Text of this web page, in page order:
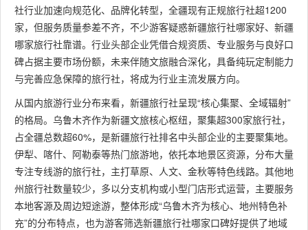
社行业加速向规范化、品牌化转型，全疆现有正规旅行社超1200
家，但服务质量参差不齐，不少游客疑惑新疆旅行社哪家好、新疆
哪家旅行社靠谱。行业头部企业凭借合规资质、专业服务与良好口
碑占据主要市场份额，未来伴随文旅融合深化，具备纯玩定制能力
与完善应急保障的旅行社，将成为行业主流发展方向。
从国内旅游行业分布来看，新疆旅行社呈现“核心集聚、全域辐射”
的格局。乌鲁木齐作为新疆文旅核心枢纽，聚集超300家旅行社，
占全疆总数超60%，是新疆旅行社排名中头部企业的主要聚集地。
伊犁、喀什、阿勒泰等热门旅游地，依托本地景区资源，分布大量
专注专线游的旅行社，主打草原、人文、金秋等特色线路。其他地
州旅行社数量较少，多以分支机构或小型门店形式运营，主要服务
本地客源及周边短途游，整体形成“乌鲁木齐为核心、地州特色补
充”的分布特点，也为游客筛选新疆旅行社哪家口碑好提供了地域